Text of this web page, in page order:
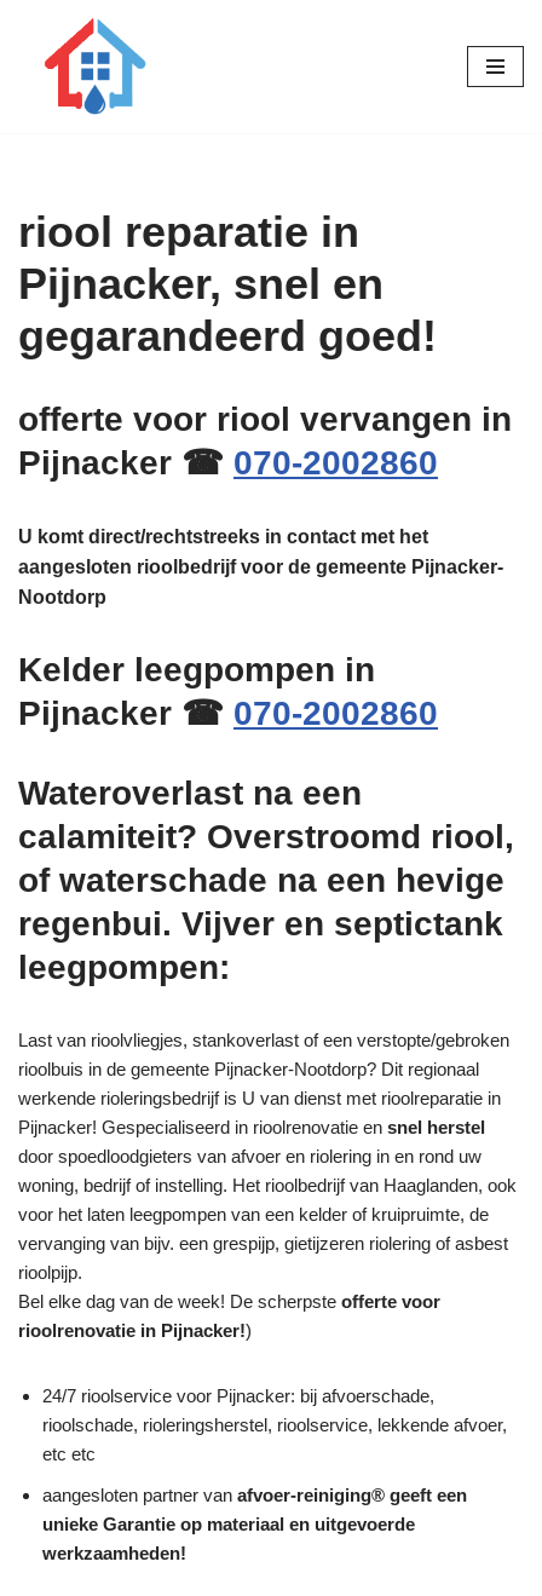
riool reparatie in
Pijnacker, snel en
gegarandeerd goed!
offerte voor riool vervangen in
Pijnacker ☎ 070-2002860
U komt direct/rechtstreeks in contact met het
aangesloten rioolbedrijf voor de gemeente Pijnacker-
Nootdorp
Kelder leegpompen in
Pijnacker ☎ 070-2002860
Wateroverlast na een
calamiteit? Overstroomd riool,
of waterschade na een hevige
regenbui. Vijver en septictank
leegpompen:
Last van rioolvliegjes, stankoverlast of een verstopte/gebroken
rioolbuis in de gemeente Pijnacker-Nootdorp? Dit regionaal
werkende rioleringsbedrijf is U van dienst met rioolreparatie in
Pijnacker! Gespecialiseerd in rioolrenovatie en snel herstel
door spoedloodgieters van afvoer en riolering in en rond uw
woning, bedrijf of instelling. Het rioolbedrijf van Haaglanden, ook
voor het laten leegpompen van een kelder of kruipruimte, de
vervanging van bijv. een grespijp, gietijzeren riolering of asbest
rioolpijp.
Bel elke dag van de week! De scherpste offerte voor
rioolrenovatie in Pijnacker!)
24/7 rioolservice voor Pijnacker: bij afvoerschade,
rioolschade, rioleringsherstel, rioolservice, lekkende afvoer,
etc etc
aangesloten partner van afvoer-reiniging® geeft een
unieke Garantie op materiaal en uitgevoerde
werkzaamheden!